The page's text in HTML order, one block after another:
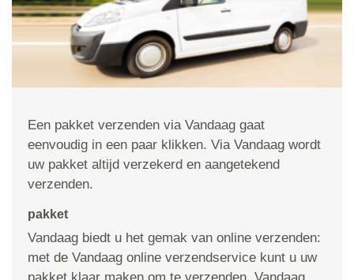
Een pakket verzenden via Vandaag gaat
eenvoudig in een paar klikken. Via Vandaag wordt
uw pakket altijd verzekerd en aangetekend
verzenden.
pakket
Vandaag biedt u het gemak van online verzenden:
met de Vandaag online verzendservice kunt u uw
pakket klaar maken om te verzenden, Vandaag